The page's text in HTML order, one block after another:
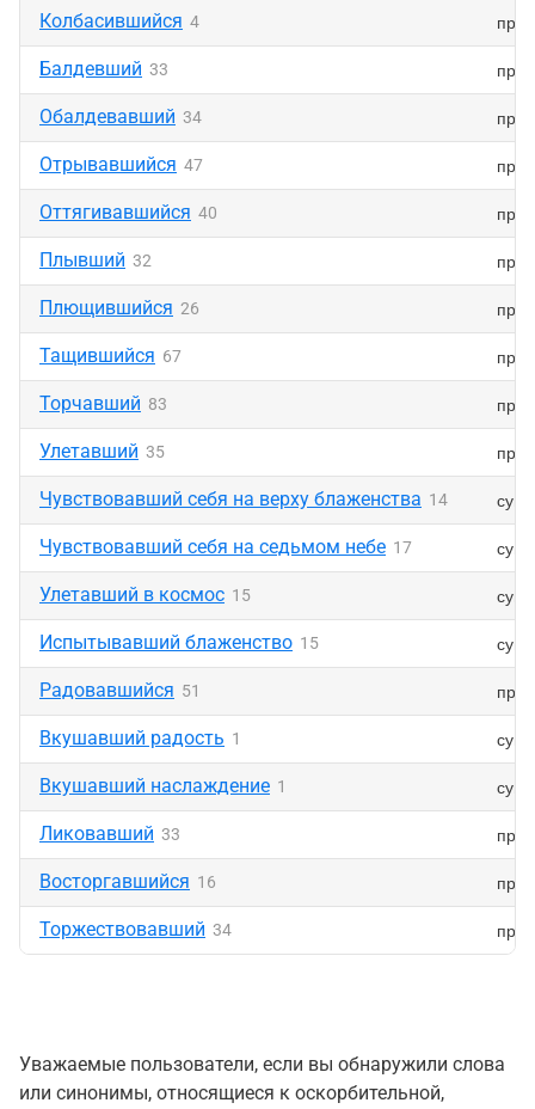
Колбасившийся 4
Балдевший 33
Обалдевавший 34
Отрывавшийся 47
Оттягивавшийся 40
Плывший 32
Плющившийся 26
Тащившийся 67
Торчавший 83
Улетавший 35
Чувствовавший себя на верху блаженства 14
Чувствовавший себя на седьмом небе 17
Улетавший в космос 15
Испытывавший блаженство 15
Радовавшийся 51
Вкушавший радость 1
Вкушавший наслаждение 1
Ликовавший 33
Восторгавшийся 16
Торжествовавший 34
Уважаемые пользователи, если вы обнаружили слова
или синонимы, относящиеся к оскорбительной,